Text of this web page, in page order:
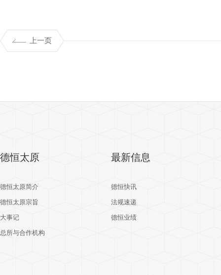
上一页
德恒太原
德恒太原简介
德恒太原宗旨
大事记
总所与合作机构
最新信息
德恒快讯
法规速递
德恒业绩